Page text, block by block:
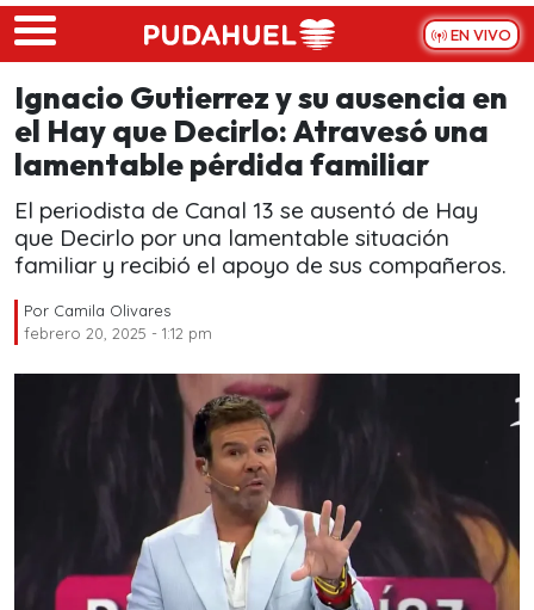
Skip to main content
EN VIVO
Ignacio Gutierrez y su ausencia en
el Hay que Decirlo: Atravesó una
lamentable pérdida familiar
El periodista de Canal 13 se ausentó de Hay
que Decirlo por una lamentable situación
familiar y recibió el apoyo de sus compañeros.
Por Camila Olivares
febrero 20, 2025 - 1:12 pm